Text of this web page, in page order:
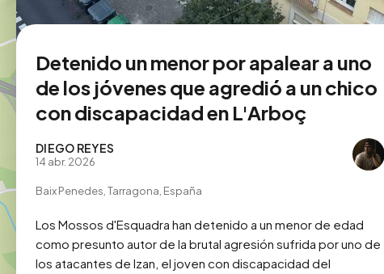
Detenido un menor por apalear a uno
de los jóvenes que agredió a un chico
con discapacidad en L'Arboç
DIEGO REYES
14 abr. 2026
Baix Penedes, Tarragona, España
Los Mossos d'Esquadra han detenido a un menor de edad
como presunto autor de la brutal agresión sufrida por uno de
los atacantes de Izan, el joven con discapacidad del